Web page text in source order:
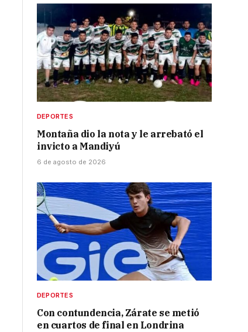
DEPORTES
Montaña dio la nota y le arrebató el
invicto a Mandiyú
6 de agosto de 2026
DEPORTES
Con contundencia, Zárate se metió
en cuartos de final en Londrina